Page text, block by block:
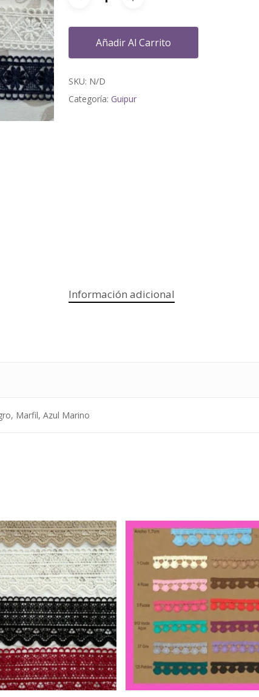
Añadir Al Carrito
SKU: N/D
Categoría: Guipur
Información adicional
Marfil, Azul Marino